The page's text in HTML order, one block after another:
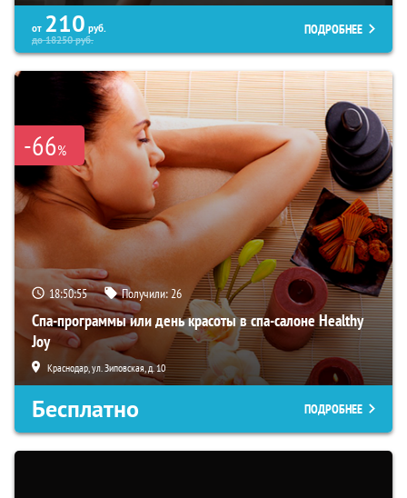
от 210 руб.
до18250руб.
ПОДРОБНЕЕ
-66%
18:50:55 Получили:26
Спа-программы или день красоты в спа-салоне Healthy
Joy
Краснодар, ул. Зиповская, д. 10
Бесплатно ПОДРОБНЕЕ